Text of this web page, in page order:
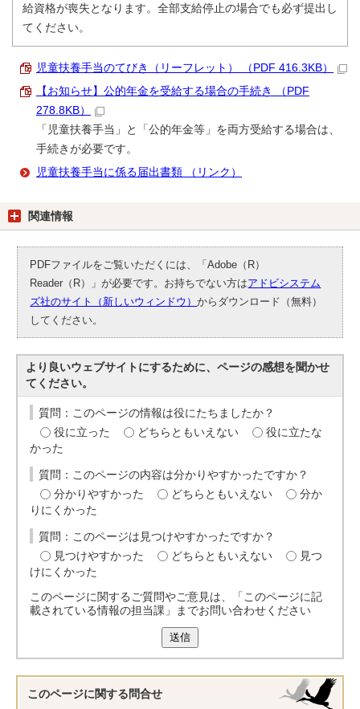
給資格が喪失となります。全部支給停止の場合でも必ず提出し
てください。
児童扶養手当のてびき（リーフレット） （PDF 416.3KB）
【お知らせ】公的年金を受給する場合の手続き （PDF
278.8KB）
「児童扶養手当」と「公的年金等」を両方受給する場合は、
手続きが必要です。
児童扶養手当に係る届出書類 （リンク）
関連情報
PDFファイルをご覧いただくには、「Adobe（R）
Reader（R）」が必要です。お持ちでない方はアドビシステム
ズ社のサイト（新しいウィンドウ）からダウンロード（無料）
してください。
より良いウェブサイトにするために、ページの感想を聞かせ
てください。
質問：このページの情報は役にたちましたか？
役に立った
どちらともいえない
役に立たな
かった
質問：このページの内容は分かりやすかったですか？
分かりやすかった
どちらともいえない
分か
りにくかった
質問：このページは見つけやすかったですか？
見つけやすかった
どちらともいえない
見つ
けにくかった
このページに関するご質問やご意見は、「このページに記
載されている情報の担当課」までお問い合わせください
送信
このページに関する 問合せ